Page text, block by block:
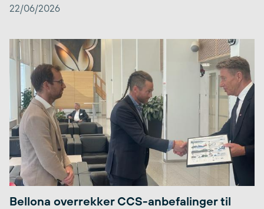
22/06/2026
Bellona overrekker CCS-anbefalinger til